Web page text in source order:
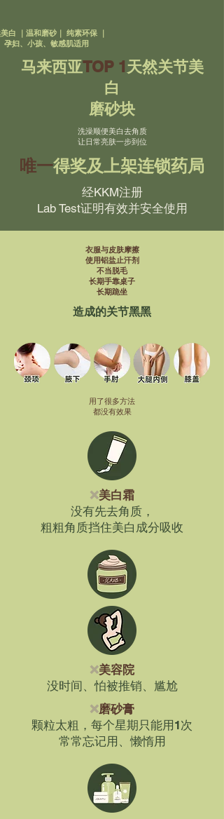
白 ｜温和磨砂｜ 纯素环保 ｜
孕妇、小孩、敏感肌适用
马来西亚TOP 1天然关节美
白
磨砂块
洗澡顺便美白去角质
让日常亮肤一步到位
唯一得奖及上架连锁药局
经KKM注册
Lab Test证明有效并安全使用
衣服与皮肤摩擦
使用铝盐止汗剂
不当脱毛
长期手靠桌子
长期跪坐
造成的关节黑黑
用了很多方法
都没有效果
❌美白霜
没有先去角质，
粗粗角质挡住美白成分吸收
❌美容院
没时间、怕被推销、尴尬
❌磨砂膏
颗粒太粗，每个星期只能用1次
常常忘记用、懒惰用